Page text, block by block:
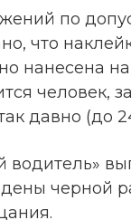
по
что
нанесена
человек,
давно (до
черной